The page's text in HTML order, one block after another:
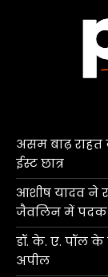
असम बाढ़
ईस्ट छात्र
आशीष यादव ने
जैवलिन में पदक
डॉ. के. ए. पॉल के
अपील